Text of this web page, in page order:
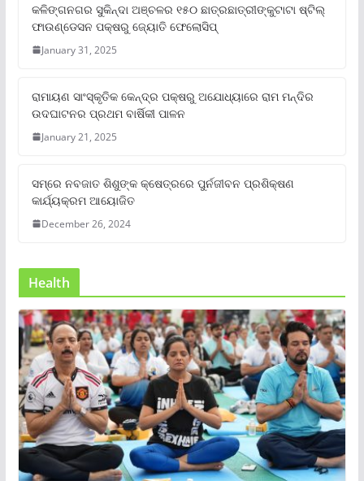
କଳିଙ୍ଗନଗର ସୁକିନ୍ଦା ଅଞ୍ଚଳର ୧୫୦ ଛାତ୍ରଛାତ୍ରୀଙ୍କୁଟାଟା ଷ୍ଟିଲ୍
ଫାଉଣ୍ଡେସନ ପକ୍ଷରୁ ଜ୍ୟୋତି ଫେଲୋସିପ୍‌
January 31, 2025
ରାମାୟଣ ସାଂସ୍କୃତିକ କେନ୍ଦ୍ର ପକ୍ଷରୁ ଅଯୋଧ୍ୟାରେ ରାମ ମନ୍ଦିର
ଉଦଘାଟନର ପ୍ରଥମ ବାର୍ଷିକୀ ପାଳନ
January 21, 2025
ସମ୍‌ରେ ନବଜାତ ଶିଶୁଙ୍କ କ୍ଷେତ୍ରରେ ପୁର୍ନଜୀବନ ପ୍ରଶିକ୍ଷଣ
କାର୍ଯ୍ୟକ୍ରମ ଆୟୋଜିତ
December 26, 2024
Health